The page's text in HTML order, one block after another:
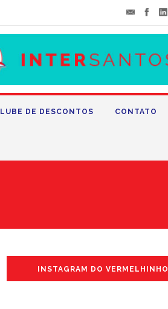
DE DESCONTOS CONTATO
INSTAGRAM DO VERMELHINHO